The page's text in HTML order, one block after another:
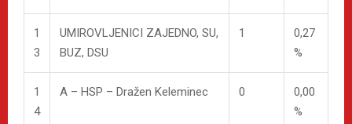
1
3
UMIROVLJENICI ZAJEDNO, SU,
BUZ, DSU
1
0,27
%
1
4
A – HSP – Dražen Keleminec 0
0,00
%